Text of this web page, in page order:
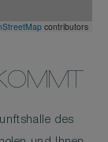
contributors
des